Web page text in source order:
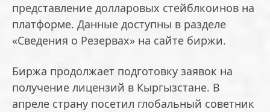
представление долларовых стейблкоинов на
платформе. Данные доступны в разделе
«Сведения о Резервах» на сайте биржи.
Биржа продолжает подготовку заявок на
получение лицензий в Кыргызстане. В
апреле страну посетил глобальный советник